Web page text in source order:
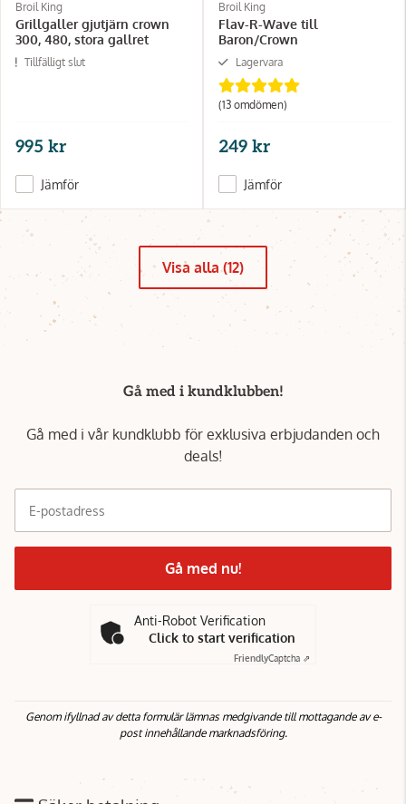
Broil King
Grillgaller gjutjärn crown
300, 480, stora gallret
Tillfälligt slut
995 kr
Jämför
Broil King
Flav-R-Wave till
Baron/Crown
Lagervara
(13 omdömen)
249 kr
Jämför
Visa alla (12)
Gå med i kundklubben!
Gå med i vår kundklubb för exklusiva erbjudanden och
deals!
E-postadress
Gå med nu!
Anti-Robot Verification
Click to start verification
FriendlyCaptcha ⇗
Genom ifyllnad av detta formulär lämnas medgivande till mottagande av e-
post innehållande marknadsföring.